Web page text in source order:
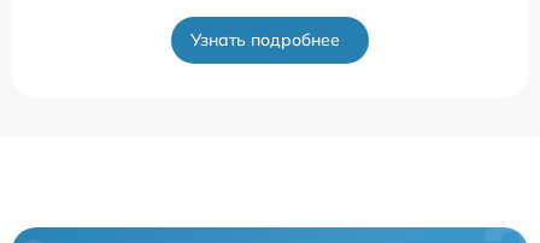
Узнать подробнее